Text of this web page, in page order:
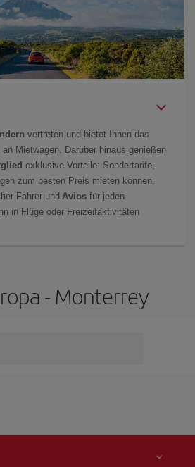
vertreten und bietet Ihnen das
Mietwagen. Darüber hinaus genießen
exklusive Vorteile: Sondertarife,
zum besten Preis mieten können,
Fahrer und Avios für jeden
in Flüge oder Freizeitaktivitäten
- Monterrey